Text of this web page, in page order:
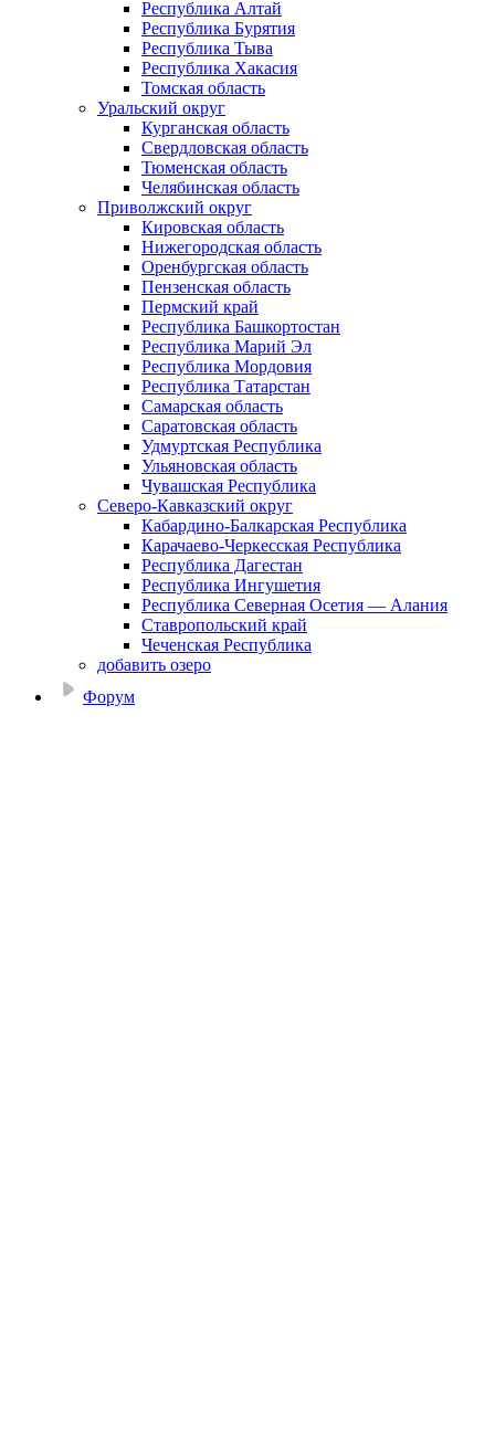
Республика Алтай
Республика Бурятия
Республика Тыва
Республика Хакасия
Томская область
Уральский округ
Курганская область
Свердловская область
Тюменская область
Челябинская область
Приволжский округ
Кировская область
Нижегородская область
Оренбургская область
Пензенская область
Пермский край
Республика Башкортостан
Республика Марий Эл
Республика Мордовия
Республика Татарстан
Самарская область
Саратовская область
Удмуртская Республика
Ульяновская область
Чувашская Республика
Северо-Кавказский округ
Кабардино-Балкарская Республика
Карачаево-Черкесская Республика
Республика Дагестан
Республика Ингушетия
Республика Северная Осетия — Алания
Ставропольский край
Чеченская Республика
добавить озеро
Форум